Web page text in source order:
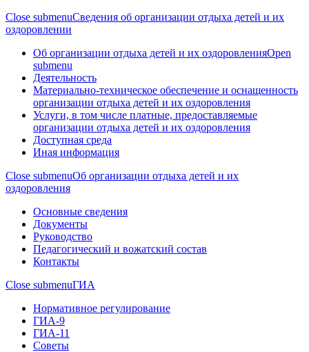
Close submenuСведения об организации отдыха детей и их
оздоровлении
Об организации отдыха детей и их оздоровленияOpen
submenu
Деятельность
Материально-техническое обеспечение и оснащенность
организации отдыха детей и их оздоровления
Услуги, в том числе платные, предоставляемые
организации отдыха детей и их оздоровления
Доступная среда
Иная информация
Close submenuОб организации отдыха детей и их
оздоровления
Основные сведения
Документы
Руководство
Педагогический и вожатский состав
Контакты
Close submenuГИА
Нормативное регулирование
ГИА-9
ГИА-11
Советы